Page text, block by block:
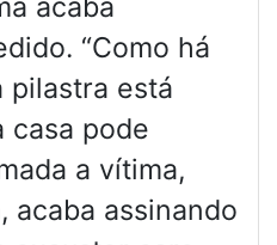
acaba
“Como há
pilastra está
casa pode
a vítima,
acaba assinando